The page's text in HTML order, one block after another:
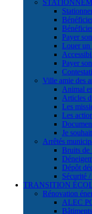
Payer
Louer un
Payer
Ville amie des
Animal
Articles
Les
Les
Je
Arrêtés
Bruits de
Dépôt
Sécurité
TRANSITION
Rénovation
ALEC